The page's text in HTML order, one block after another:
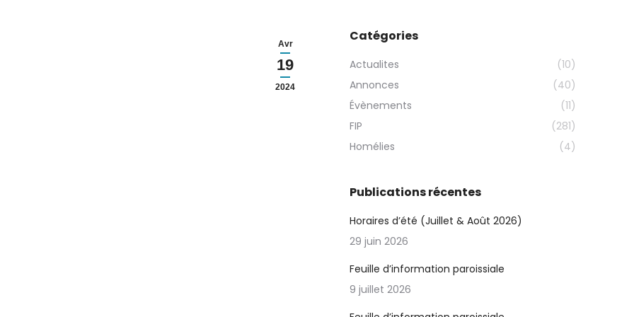
Avr
19
2024
Catégories
Actualites
(10)
Annonces
(40)
Évènements
(11)
FIP
(281)
Homélies
(4)
Publications récentes
Horaires d’été (Juillet & Août 2026)
29 juin 2026
Feuille d’information paroissiale
9 juillet 2026